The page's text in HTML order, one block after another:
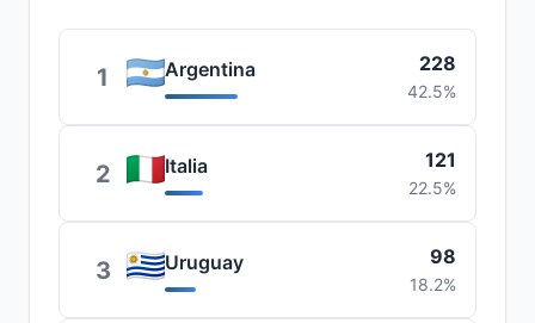
1 Argentina 228
42.5%
2 Italia 121
22.5%
3 Uruguay 98
18.2%